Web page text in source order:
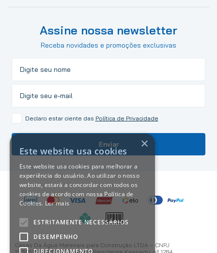
Assine nossa newsletter
Receba novidades e promoções exclusivas
Declaro estar ciente das Política de Privacidade
Enviar
Casas Da Água Materiais para Construção LTDA – CNPJ
×
Este website usa cookies
Este website usa cookies para melhorar a
experiência do usuário. Ao utilizar o nosso
website, estará a concordar com todos os
cookies de acordo com nossa Política de
Cookies. Ler mais
ESTRITAMENTE NECESSÁRIOS
DESEMPENHO
DIRECIONAMENTO